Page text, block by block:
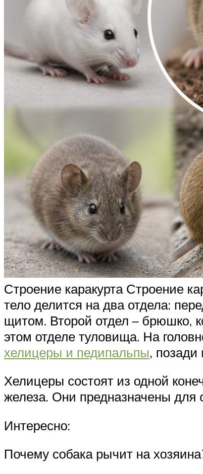
Строение каракурта Строение
тело делится на два отдела:
щитом. Второй отдел – брюшко,
этом отделе туловища. На
хелицеры и педипальпы, позади
Хелицеры состоят из одной
железа. Они предназначены для
Интересно:
Почему собака рычит на